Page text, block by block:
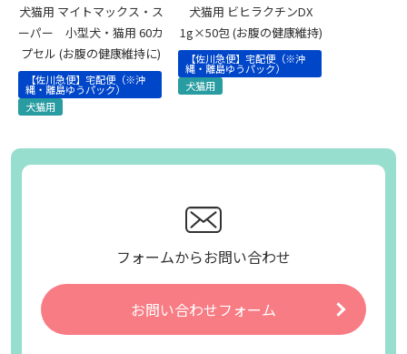
犬猫用 マイトマックス・ス
ーパー 小型犬・猫用 60カ
プセル (お腹の健康維持に)
【佐川急便】宅配便（※沖
縄・離島ゆうパック）
犬猫用
犬猫用 ビヒラクチンDX
1g×50包 (お腹の健康維持)
【佐川急便】宅配便（※沖
縄・離島ゆうパック）
犬猫用
フォームからお問い合わせ
お問い合わせフォーム